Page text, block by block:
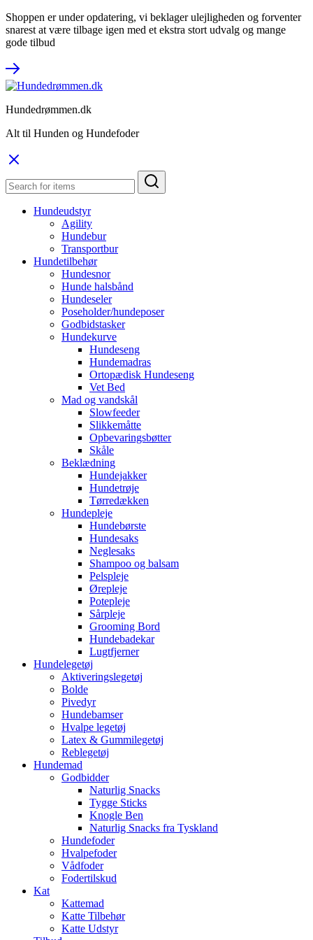
Shoppen er under opdatering, vi beklager ulejligheden og forventer
snarest at være tilbage igen med et ekstra stort udvalg og mange
gode tilbud
Hundedrømmen.dk
Alt til Hunden og Hundefoder
Hundeudstyr
Agility
Hundebur
Transportbur
Hundetilbehør
Hundesnor
Hunde halsbånd
Hundeseler
Poseholder/hundeposer
Godbidstasker
Hundekurve
Hundeseng
Hundemadras
Ortopædisk Hundeseng
Vet Bed
Mad og vandskål
Slowfeeder
Slikkemåtte
Opbevaringsbøtter
Skåle
Beklædning
Hundejakker
Hundetrøje
Tørredækken
Hundepleje
Hundebørste
Hundesaks
Neglesaks
Shampoo og balsam
Pelspleje
Ørepleje
Potepleje
Sårpleje
Grooming Bord
Hundebadekar
Lugtfjerner
Hundelegetøj
Aktiveringslegetøj
Bolde
Pivedyr
Hundebamser
Hvalpe legetøj
Latex & Gummilegetøj
Reblegetøj
Hundemad
Godbidder
Naturlig Snacks
Tygge Sticks
Knogle Ben
Naturlig Snacks fra Tyskland
Hundefoder
Hvalpefoder
Vådfoder
Fodertilskud
Kat
Kattemad
Katte Tilbehør
Katte Udstyr